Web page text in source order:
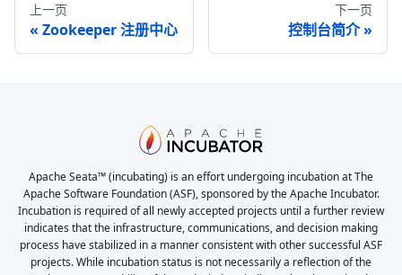
上一页
Zookeeper 注册中心
下一页
控制台简介
Apache Seata™ (incubating) is an effort undergoing incubation at The
Apache Software Foundation (ASF), sponsored by the Apache Incubator.
Incubation is required of all newly accepted projects until a further review
indicates that the infrastructure, communications, and decision making
process have stabilized in a manner consistent with other successful ASF
projects. While incubation status is not necessarily a reflection of the